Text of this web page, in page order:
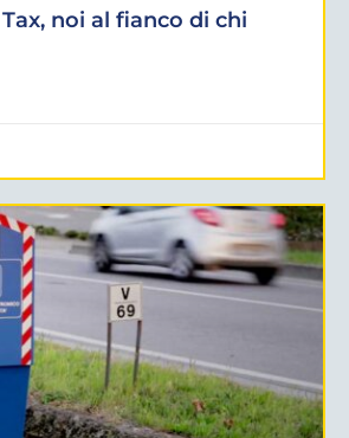
noi al fianco di chi